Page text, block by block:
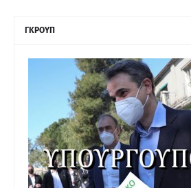
ΓΚΡΟΥΠ